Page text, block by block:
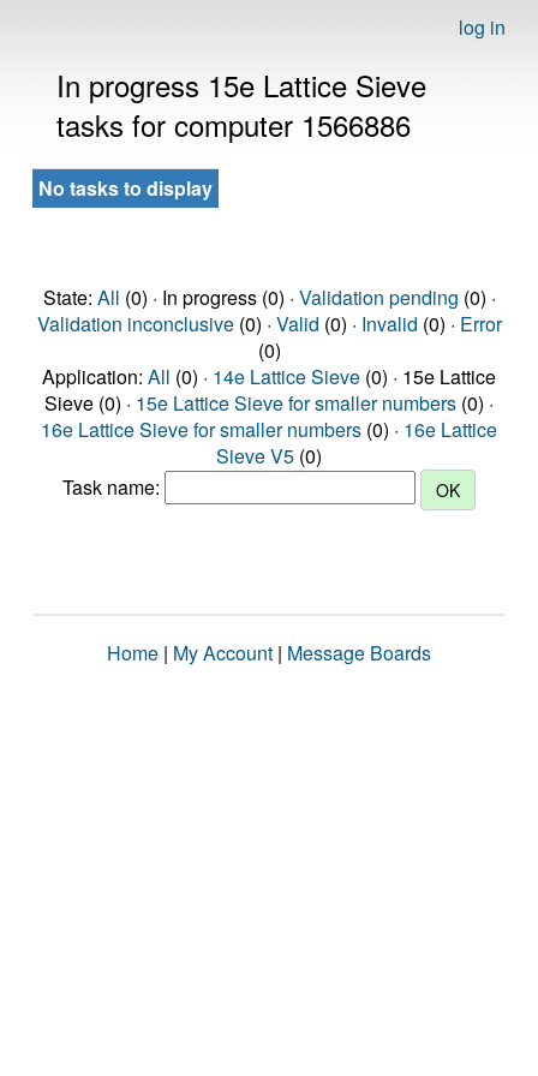
log in
In progress 15e Lattice Sieve
tasks for computer 1566886
No tasks to display
State: All (0) · In progress (0) · Validation pending (0) ·
Validation inconclusive(0) · Valid (0) · Invalid (0) · Error
(0)
Application: All (0) · 14e Lattice Sieve (0) · 15e Lattice
Sieve (0) · 15e Lattice Sieve for smaller numbers (0) ·
16e Lattice Sieve for smaller numbers (0) · 16e Lattice
Sieve V5 (0)
Task name:
Home | My Account | Message Boards